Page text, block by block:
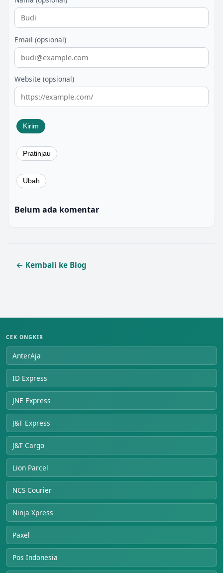
Email (opsional)
Website (opsional)
Belum ada komentar
← Kembali ke Blog
CEK ONGKIR
AnterAja
ID Express
JNE Express
J&T Express
J&T Cargo
Lion Parcel
NCS Courier
Ninja Xpress
Paxel
Pos Indonesia